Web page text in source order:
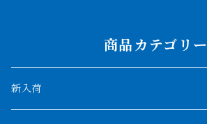
商品カテゴリー
新入荷